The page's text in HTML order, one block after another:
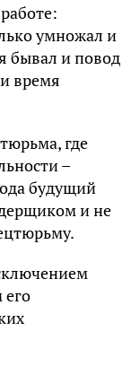
умножал и
бывал и повод
время
где
–
будущий
и не